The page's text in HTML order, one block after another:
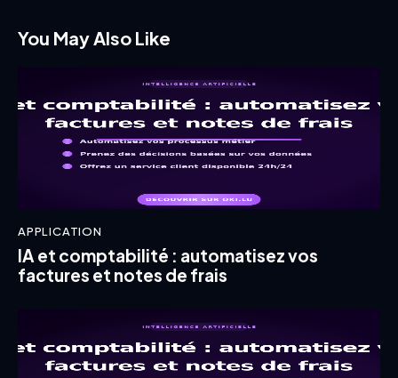
You May Also Like
APPLICATION
IA et comptabilité : automatisez vos
factures et notes de frais